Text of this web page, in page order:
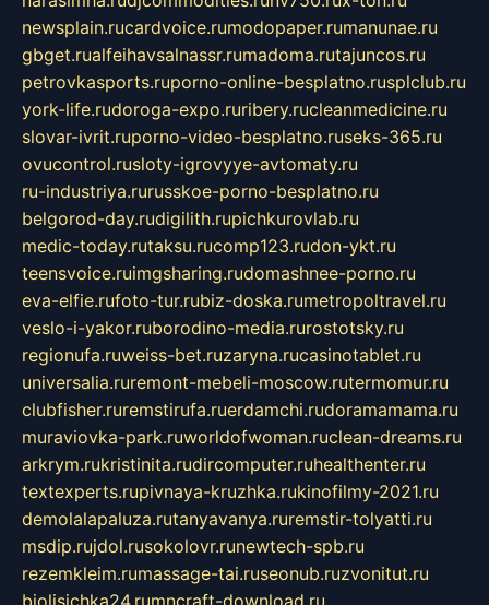
newsplain.rucardvoice.rumodopaper.rumanunae.ru
gbget.rualfeihavsalnassr.rumadoma.rutajuncos.ru
petrovkasports.ruporno-online-besplatno.rusplclub.ru
york-life.rudoroga-expo.ruribery.rucleanmedicine.ru
slovar-ivrit.ruporno-video-besplatno.ruseks-365.ru
ovucontrol.rusloty-igrovyye-avtomaty.ru
ru-industriya.rurusskoe-porno-besplatno.ru
belgorod-day.rudigilith.rupichkurovlab.ru
medic-today.rutaksu.rucomp123.rudon-ykt.ru
teensvoice.ruimgsharing.rudomashnee-porno.ru
eva-elfie.rufoto-tur.rubiz-doska.rumetropoltravel.ru
veslo-i-yakor.ruborodino-media.rurostotsky.ru
regionufa.ruweiss-bet.ruzaryna.rucasinotablet.ru
universalia.ruremont-mebeli-moscow.rutermomur.ru
clubfisher.ruremstirufa.ruerdamchi.rudoramamama.ru
muraviovka-park.ruworldofwoman.ruclean-dreams.ru
arkrym.rukristinita.rudircomputer.ruhealthenter.ru
textexperts.rupivnaya-kruzhka.rukinofilmy-2021.ru
demolalapaluza.rutanyavanya.ruremstir-tolyatti.ru
msdip.rujdol.rusokolovr.runewtech-spb.ru
rezemkleim.rumassage-tai.ruseonub.ruzvonitut.ru
biolisichka24.rumncraft-download.ru